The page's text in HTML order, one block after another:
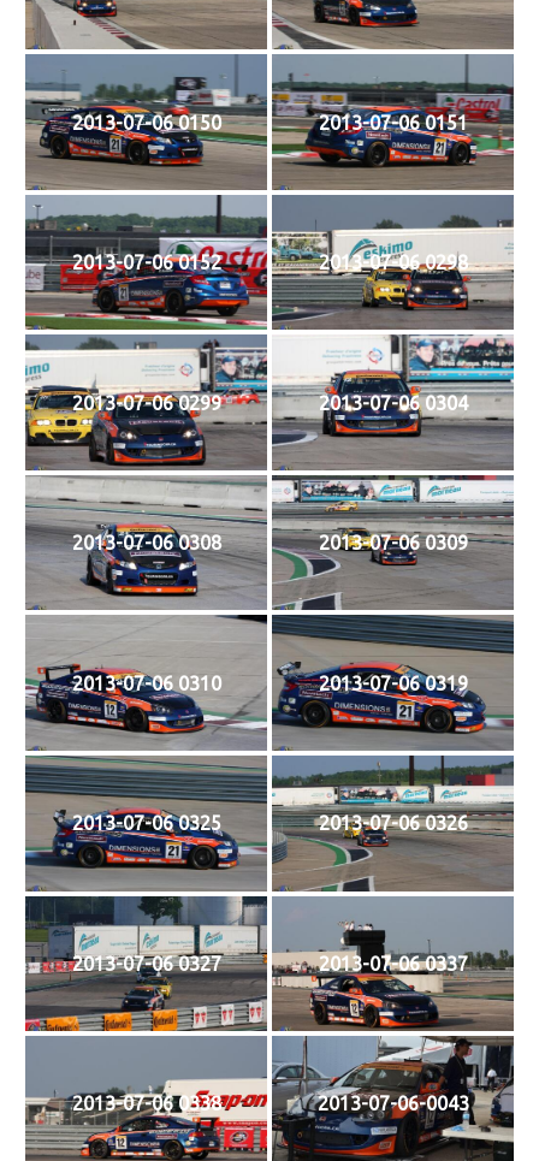
2013-07-06 0150 2013-07-06 0151
2013-07-06 0152 2013-07-06 0298
2013-07-06 0299 2013-07-06 0304
2013-07-06 0308 2013-07-06 0309
2013-07-06 0310 2013-07-06 0319
2013-07-06 0325 2013-07-06 0326
2013-07-06 0327 2013-07-06 0337
2013-07-06 0338 2013-07-06-0043